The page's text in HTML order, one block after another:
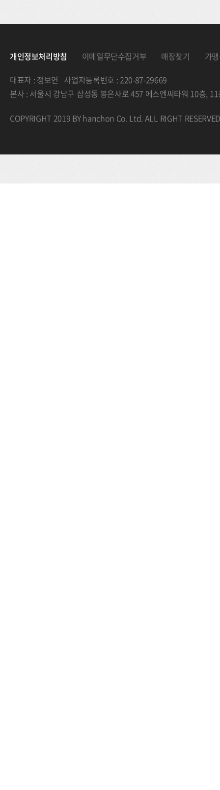
개인정보처리방침 이메일무단수집거부 매장찾기
가
대표자 : 정보연 사업자등록번호 : 220-87-29669
본사 : 서울시 강남구 삼성동 봉은사로 457 에스엔씨타워 10층,
COPYRIGHT 2019 BY hanchon Co. Ltd. ALL RIGHT